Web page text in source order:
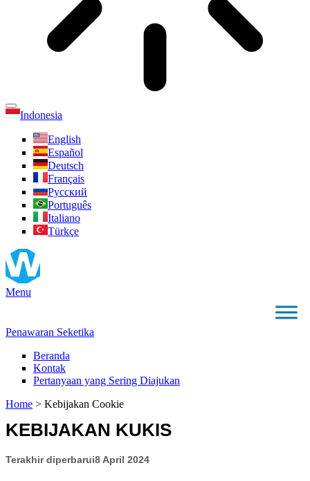
Indonesia
English
Español
Deutsch
Français
Русский
Português
Italiano
Türkçe
Menu
Penawaran Seketika
Beranda
Kontak
Pertanyaan yang Sering Diajukan
Home > Kebijakan Cookie
KEBIJAKAN KUKIS
Terakhir diperbarui8 April 2024